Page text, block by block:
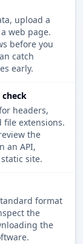
upload a
web page.
before you
catch
early.
headers,
extensions.
the
an API,
site.
format
the
the